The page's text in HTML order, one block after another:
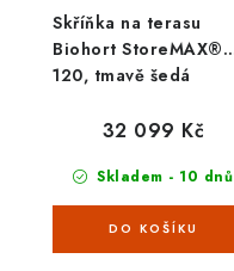
Skříňka na terasu
Biohort StoreMAX®
120, tmavě šedá
Skladem - 10 dnů
32 099 Kč